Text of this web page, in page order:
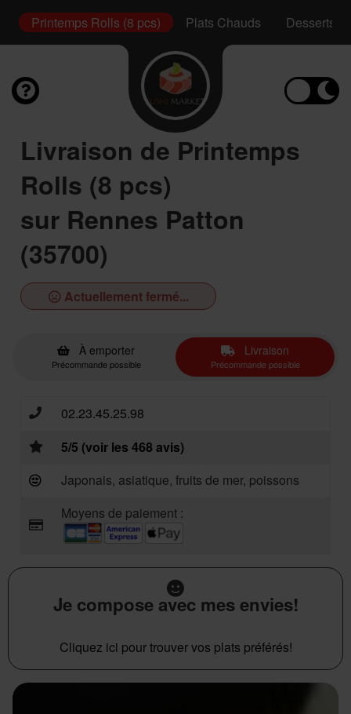
Printemps Rolls (8 pcs) Plats Chauds Desserts
Livraison de Printemps
Rolls (8 pcs)
sur Rennes Patton
(35700)
Actuellement fermé...
À emporter
Précommande possible
Livraison
Précommande possible
02.23.45.25.98
5/5 (voir les 468 avis)
Japonais, asiatique, fruits de mer, poissons
Moyens de paiement :
Je compose avec mes envies!
Cliquez ici pour trouver vos plats préférés!